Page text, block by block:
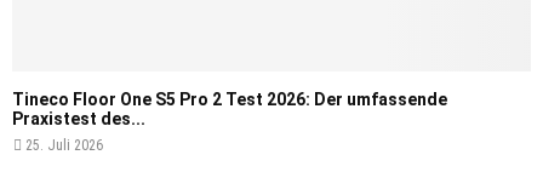
Tineco Floor One S5 Pro 2 Test 2026: Der umfassende
Praxistest des...
25. Juli 2026